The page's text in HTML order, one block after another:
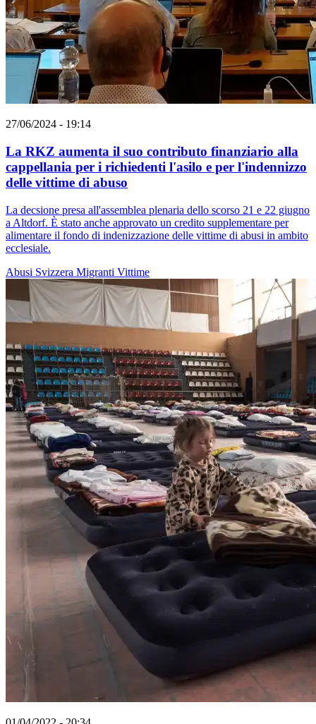
27/06/2024 - 19:14
La RKZ aumenta il suo contributo finanziario alla
cappellania per i richiedenti l'asilo e per l'indennizzo
delle vittime di abuso
La decsione presa all'assemblea plenaria dello scorso 21 e 22 giugno
a Altdorf. È stato anche approvato un credito supplementare per
alimentare il fondo di indenizzazione delle vittime di abusi in ambito
ecclesiale.
Abusi Svizzera Migranti Vittime